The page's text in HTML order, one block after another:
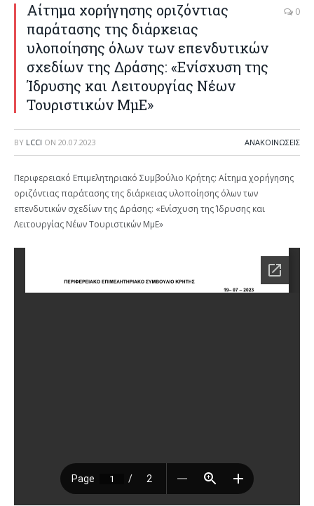
Αίτημα χορήγησης οριζόντιας
παράτασης της διάρκειας
υλοποίησης όλων των επενδυτικών
σχεδίων της Δράσης: «Ενίσχυση της
Ίδρυσης και Λειτουργίας Νέων
Τουριστικών ΜμΕ»
0
BY LCCI ON 20.07.2023 ΑΝΑΚΟΙΝΩΣΕΙΣ
Περιφερειακό Επιμελητηριακό Συμβούλιο Κρήτης: Αίτημα χορήγησης
οριζόντιας παράτασης της διάρκειας υλοποίησης όλων των
επενδυτικών σχεδίων της Δράσης: «Ενίσχυση της Ίδρυσης και
Λειτουργίας Νέων Τουριστικών ΜμΕ»